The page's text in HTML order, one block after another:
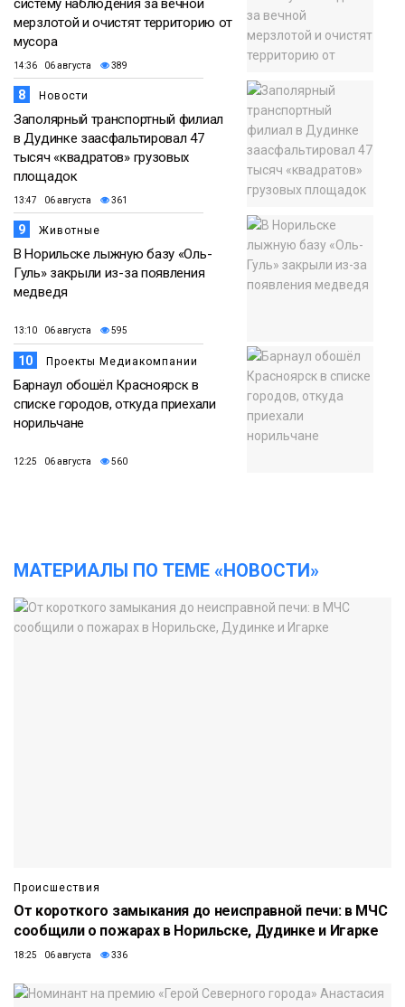
систему наблюдения за вечной
мерзлотой и очистят территорию от
мусора
14:36 06 августа 389
8 Новости
Заполярный транспортный филиал
в Дудинке заасфальтировал 47
тысяч «квадратов» грузовых
площадок
13:47 06 августа 361
9 Животные
В Норильске лыжную базу «Оль-
Гуль» закрыли из-за появления
медведя
13:10 06 августа 595
10 Проекты Медиакомпании
Барнаул обошёл Красноярск в
списке городов, откуда приехали
норильчане
12:25 06 августа 560
МАТЕРИАЛЫ ПО ТЕМЕ «НОВОСТИ»
Происшествия
От короткого замыкания до неисправной печи: в МЧС
сообщили о пожарах в Норильске, Дудинке и Игарке
18:25 06 августа 336